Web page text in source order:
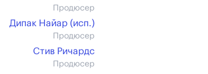
Продюсер
Дипак Найар (иcп.)
Продюсер
Стив Ричардс
Продюсер